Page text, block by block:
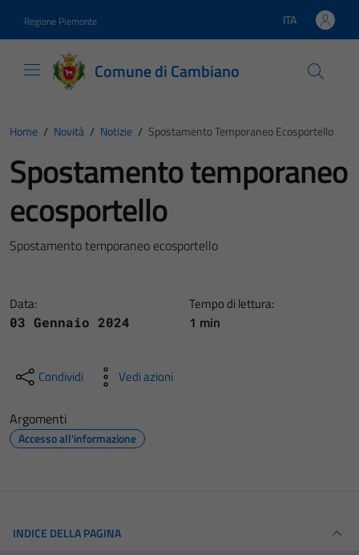
Regione Piemonte Lingua attiva:
ITA
Comune di Cambiano
Home / Novità / Notizie / Spostamento Temporaneo Ecosportello
Spostamento temporaneo
ecosportello
Spostamento temporaneo ecosportello
Data:
03 Gennaio 2024
Tempo di lettura:
1 min
Condividi Vedi azioni
Argomenti
Accesso all'informazione
INDICE DELLA PAGINA